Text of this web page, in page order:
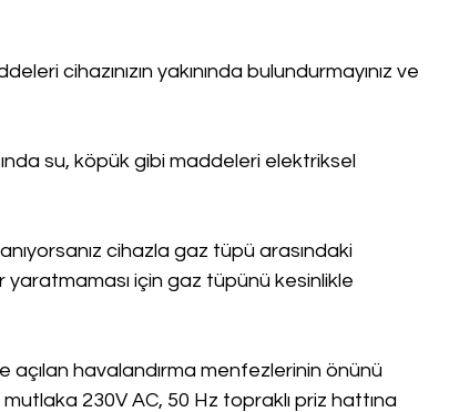
cihazınızın yakınında bulundurmayınız ve
su, köpük gibi maddeleri elektriksel
cihazla gaz tüpü arasındaki
için gaz tüpünü kesinlikle
açılan havalandırma menfezlerinin önünü
mutlaka 230V AC, 50 Hz topraklı priz hattına